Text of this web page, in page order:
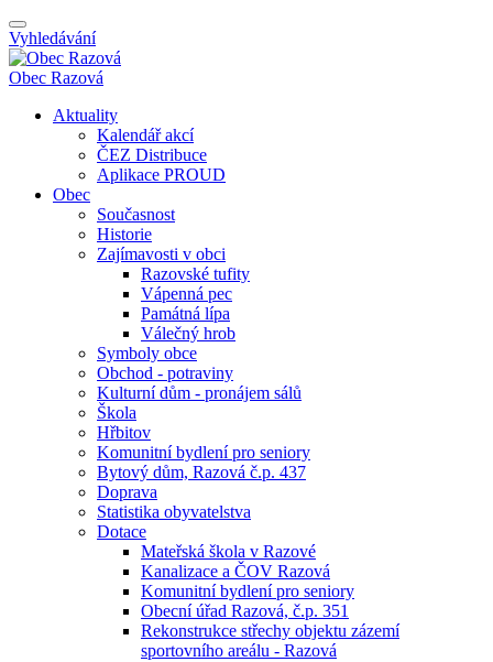
Vyhledávání
Obec Razová
Aktuality
Kalendář akcí
ČEZ Distribuce
Aplikace PROUD
Obec
Současnost
Historie
Zajímavosti v obci
Razovské tufity
Vápenná pec
Památná lípa
Válečný hrob
Symboly obce
Obchod - potraviny
Kulturní dům - pronájem sálů
Škola
Hřbitov
Komunitní bydlení pro seniory
Bytový dům, Razová č.p. 437
Doprava
Statistika obyvatelstva
Dotace
Mateřská škola v Razové
Kanalizace a ČOV Razová
Komunitní bydlení pro seniory
Obecní úřad Razová, č.p. 351
Rekonstrukce střechy objektu zázemí
sportovního areálu - Razová